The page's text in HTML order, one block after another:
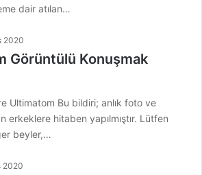
dair atılan…
2020
Görüntülü Konuşmak
Ultimatom Bu bildiri; anlık foto ve
erkeklere hitaben yapılmıştır. Lütfen
beyler,…
2020